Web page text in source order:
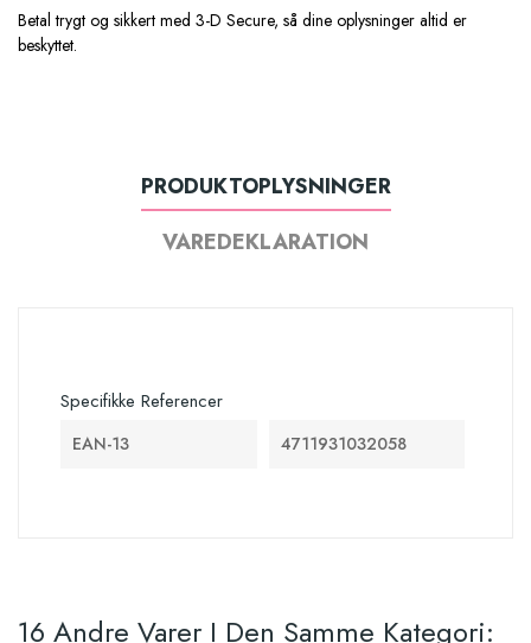
Betal trygt og sikkert med 3-D Secure, så dine oplysninger altid er
beskyttet.
PRODUKTOPLYSNINGER
VAREDEKLARATION
Specifikke Referencer
EAN-13 4711931032058
16 Andre Varer I Den Samme Kategori: